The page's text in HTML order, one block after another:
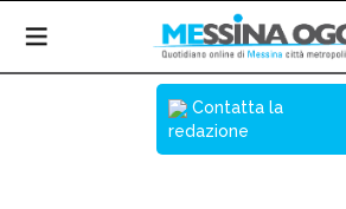
Contatta la
redazione